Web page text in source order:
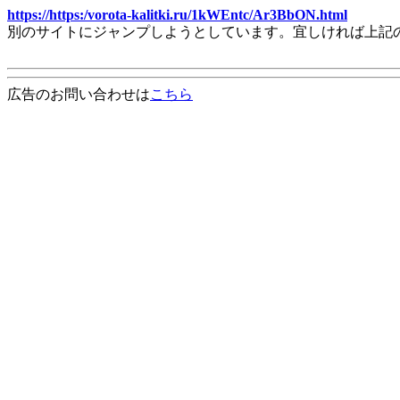
https://https:/vorota-kalitki.ru/1kWEntc/Ar3BbON.html
別のサイトにジャンプしようとしています。宜しければ上
広告のお問い合わせはこちら